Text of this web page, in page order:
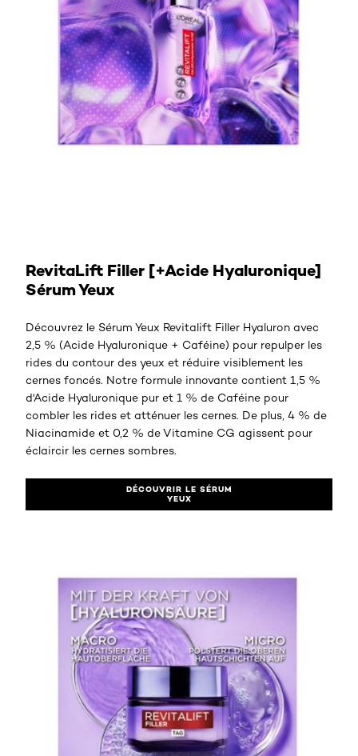
RevitaLift Filler [+Acide Hyaluronique]
Sérum Yeux
Découvrez le Sérum Yeux Revitalift Filler Hyaluron avec
2,5 % (Acide Hyaluronique + Caféine) pour repulper les
rides du contour des yeux et réduire visiblement les
cernes foncés. Notre formule innovante contient 1,5 %
d'Acide Hyaluronique pur et 1 % de Caféine pour
combler les rides et atténuer les cernes. De plus, 4 % de
Niacinamide et 0,2 % de Vitamine CG agissent pour
éclaircir les cernes sombres.
DÉCOUVRIR LE SÉRUM
YEUX​